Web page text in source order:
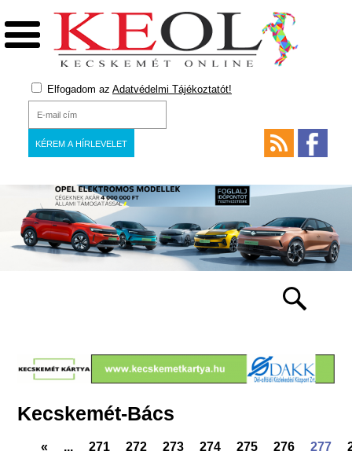
Elfogadom az Adatvédelmi Tájékoztatót!
Kecskemét-Bács
« ... 271 272 273 274 275 276 277